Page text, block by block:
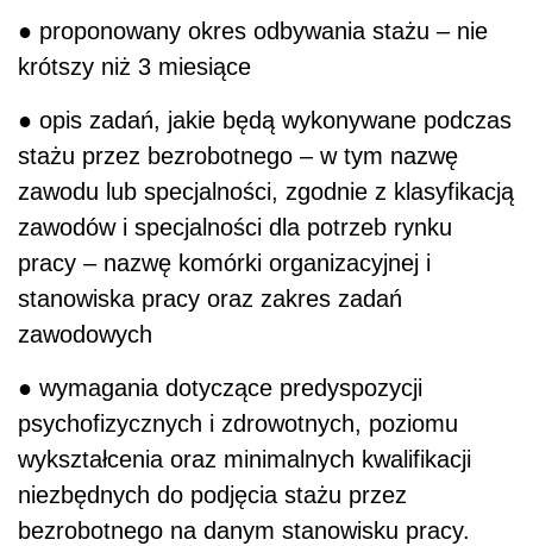
● proponowany okres odbywania stażu – nie
krótszy niż 3 miesiące
● opis zadań, jakie będą wykonywane podczas
stażu przez bezrobotnego – w tym nazwę
zawodu lub specjalności, zgodnie z klasyfikacją
zawodów i specjalności dla potrzeb rynku
pracy – nazwę komórki organizacyjnej i
stanowiska pracy oraz zakres zadań
zawodowych
● wymagania dotyczące predyspozycji
psychofizycznych i zdrowotnych, poziomu
wykształcenia oraz minimalnych kwalifikacji
niezbędnych do podjęcia stażu przez
bezrobotnego na danym stanowisku pracy.